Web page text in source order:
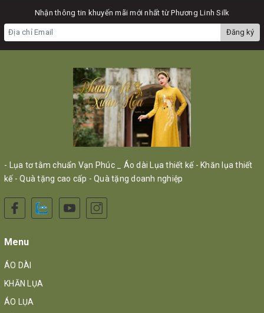
Nhận thông tin khuyến mãi mới nhất từ Phương Linh Silk
Đăng ký
- Lụa tơ tằm chuẩn Vạn Phúc _ Áo dài Lụa thiết kế - Khăn lụa thiết
kế - Quà tặng cao cấp - Quà tặng doanh nghiệp
Menu
ÁO DÀI
KHĂN LỤA
ÁO LỤA